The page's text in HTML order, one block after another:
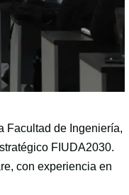
Facultad de Ingeniería,
FIUDA2030.
con experiencia en